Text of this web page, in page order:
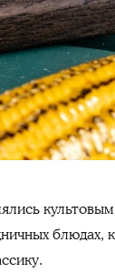
блюдах,